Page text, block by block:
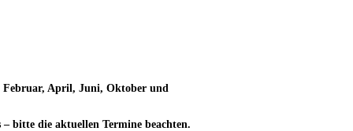
Februar, April, Juni, Oktober und
bitte die aktuellen Termine beachten.